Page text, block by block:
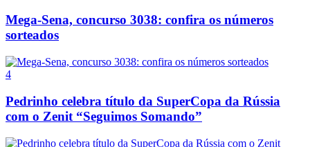
Mega-Sena, concurso 3038: confira os números
sorteados
4
Pedrinho celebra título da SuperCopa da Rússia
com o Zenit “Seguimos Somando”